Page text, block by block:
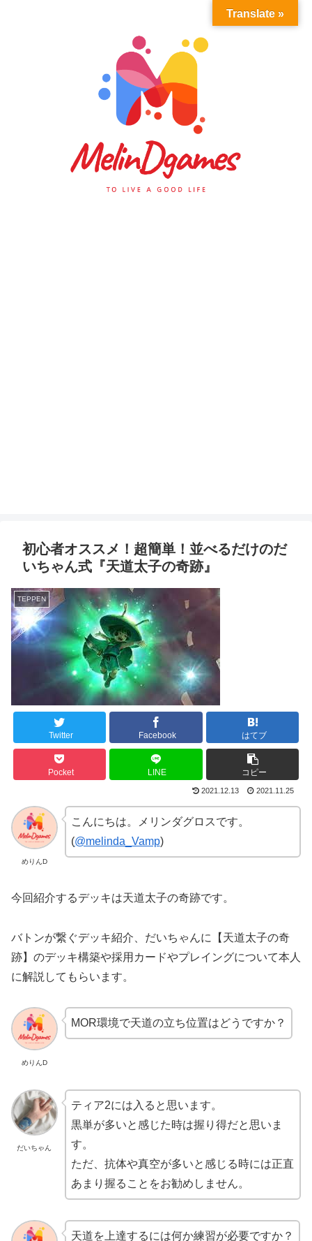
初心者オススメ！超簡単！並べるだけのだ
いちゃん式『天道太子の奇跡』
TEPPEN
Twitter Facebook はてブ
Pocket LINE コピー
2021.12.13 2021.11.25
めりんD
こんにちは。メリンダグロスです。
(@melinda_Vamp)
今回紹介するデッキは天道太子の奇跡です。
バトンが繋ぐデッキ紹介、だいちゃんに【 天道太子の奇
跡】のデッキ構築や採用カードやプレイングについて本人
に解説してもらいます。
めりんD
MOR環境で天道の立ち位置はどうですか？
だいちゃん
ティア2には入ると思います。
黒単が多いと感じた時は握り得だと思いま
す。
ただ、抗体や真空が多いと感じる時には正直
あまり握ることをお勧めしません。
天道を上達するには何か練習が必要ですか？
Translate »